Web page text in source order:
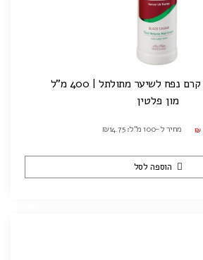
נפח לשיער מתולתל | 400 מ"ל
מון פלטין
₪ מחיר ל-100 מ"ל: ₪14.75
הוספה לסל